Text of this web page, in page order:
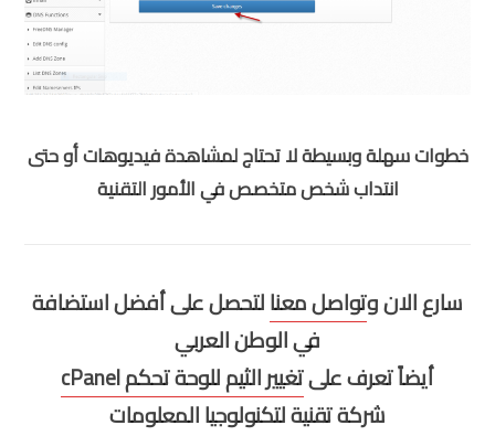
خطوات سهلة وبسيطة لا تحتاج لمشاهدة فيديوهات أو حتى
انتداب شخص متخصص في الأمور التقنية
سارع الان وتواصل معنالتحصل على أفضل استضافة
في الوطن العربي
أيضاً تعرف علىتغيير الثيم للوحة تحكم cPanel
شركة تقنية لتكنولوجيا المعلومات